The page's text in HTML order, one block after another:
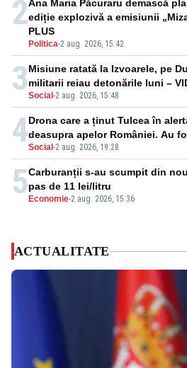
2
Politica-2 aug. 2026, 15:42
Ana Maria Păcuraru demască
ediție explozivă a emisiunii
PLUS
3Social -2 aug. 2026, 15:48
Misiune ratată la Izvoarele, pe
militarii reiau detonările luni –
4Social -2 aug. 2026, 19:28
Drona care a ținut Tulcea în
deasupra apelor României. Au
5 Economie-2 aug. 2026, 15:36
Carburanții s-au scumpit din
pas de 11 lei/litru
ACTUALITATE